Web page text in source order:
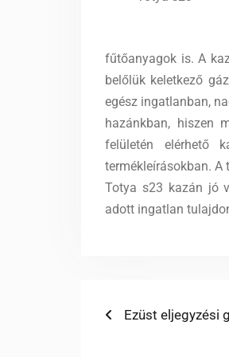
fűtőanyagok is. A
belőlük keletkező
egész ingatlanban,
hazánkban, hiszen
felületén elérhető
termékleírásokban.
Totya s23 kazán jó
adott ingatlan
Bejegyzés
Previous
Ezüst eljegyzési